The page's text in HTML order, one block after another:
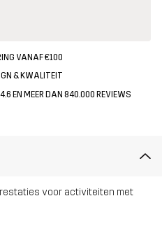
VANAF €100
& KWALITEIT
EN MEER DAN 840.000 REVIEWS
voor activiteiten met